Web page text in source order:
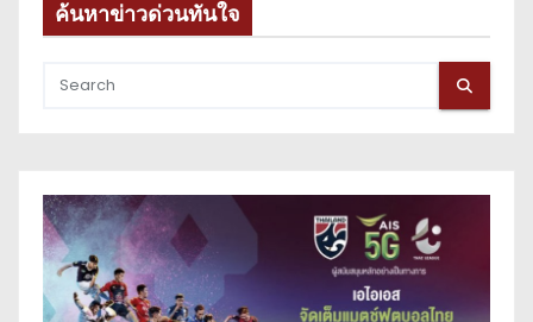
ค้นหาข่าวด่วนทันใจ